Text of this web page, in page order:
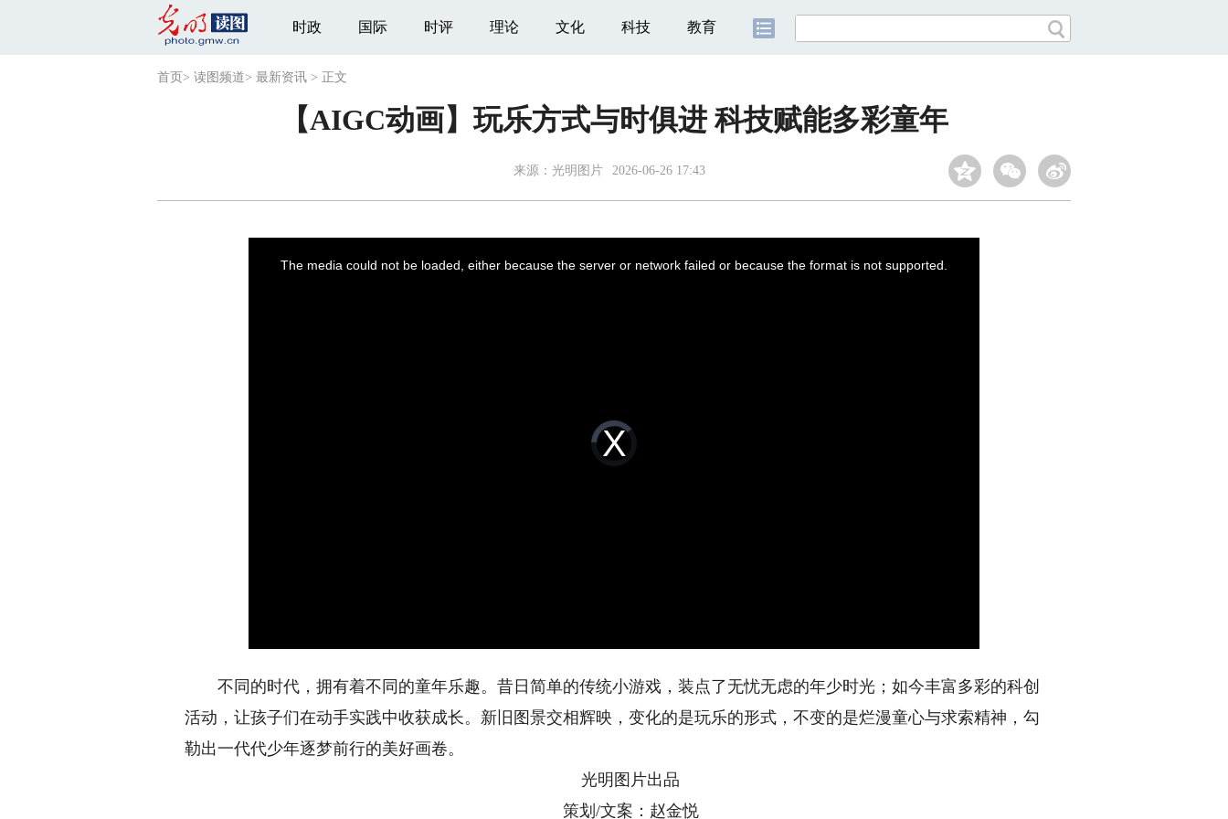
时政 国际 时评 理论 文化 科技 教育
首页 > 读图频道> 最新资讯 > 正文
【AIGC动画】玩乐方式与时俱进 科技赋能多彩童年
来源：光明图片 2026-06-26 17:43
Video
Player
loading.
The media could not be loaded, either because the server or network failed or because the format is not supported.
不同的时代，拥有着不同的童年乐趣。昔日简单的传统小游戏，装点了无忧无虑的年少时光；如今丰富多彩的科创
活动，让孩子们在动手实践中收获成长。新旧图景交相辉映，变化的是玩乐的形式，不变的是烂漫童心与求索精神，勾
勒出一代代少年逐梦前行的美好画卷。
光明图片出品
策划/文案：赵金悦